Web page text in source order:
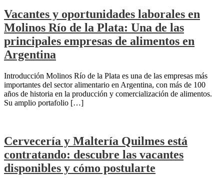
Vacantes y oportunidades laborales en
Molinos Río de la Plata: Una de las
principales empresas de alimentos en
Argentina
Introducción Molinos Río de la Plata es una de las empresas más
importantes del sector alimentario en Argentina, con más de 100
años de historia en la producción y comercialización de alimentos.
Su amplio portafolio […]
Cervecería y Maltería Quilmes está
contratando: descubre las vacantes
disponibles y cómo postularte